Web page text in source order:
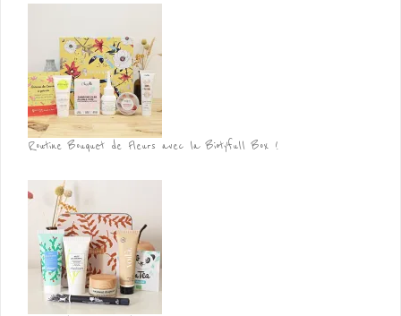
Routine Bouquet de Fleurs avec la Biotyfull Box !